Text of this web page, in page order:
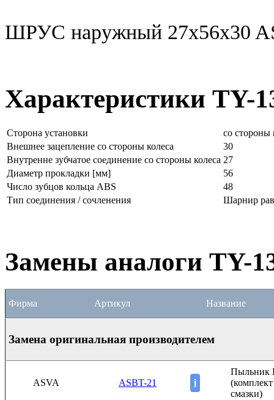
ШРУС наружный 27x56x30
Характеристики TY-
Сторона установки
со стороны
Внешнее зацепление со стороны колеса
30
Внутренне зубчатое соединение со стороны колеса 27
Диаметр прокладки [мм]
56
Число зубцов кольца ABS
48
Тип соединения / сочленения
Шарнир
Замены аналоги TY-
Фирма Артикул Название
Замена оригинальная производителем
ASVA ASBT-21 i
(комплект
смазки)